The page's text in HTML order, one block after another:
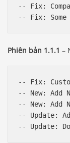
-- Fix:
Phiên bản 1.1.1 –
-- Fix:
-- New: Add
-- New: Add
-- Update: